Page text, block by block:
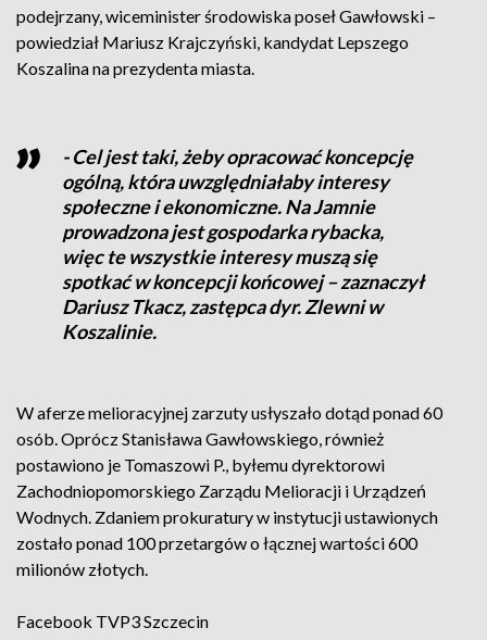
podejrzany, wiceminister środowiska poseł Gawłowski –
powiedział Mariusz Krajczyński, kandydat Lepszego
Koszalina na prezydenta miasta.
- Cel jest taki, żeby opracować koncepcję
ogólną, która uwzględniałaby interesy
społeczne i ekonomiczne. Na Jamnie
prowadzona jest gospodarka rybacka,
więc te wszystkie interesy muszą się
spotkać w koncepcji końcowej – zaznaczył
Dariusz Tkacz, zastępca dyr. Zlewni w
Koszalinie.
W aferze melioracyjnej zarzuty usłyszało dotąd ponad 60
osób. Oprócz Stanisława Gawłowskiego, również
postawiono je Tomaszowi P., byłemu dyrektorowi
Zachodniopomorskiego Zarządu Melioracji i Urządzeń
Wodnych. Zdaniem prokuratury w instytucji ustawionych
zostało ponad 100 przetargów o łącznej wartości 600
milionów złotych.
Facebook TVP3 Szczecin